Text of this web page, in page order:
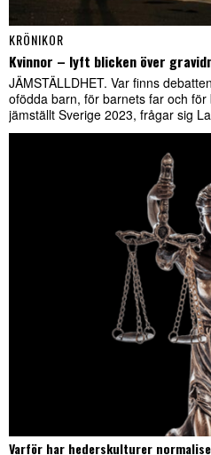
KRÖNIKOR
Kvinnor – lyft blicken över
JÄMSTÄLLDHET. Var finns
ofödda barn, för barnets far och
jämställt Sverige 2023, frågar sig
Varför har hederskulturer